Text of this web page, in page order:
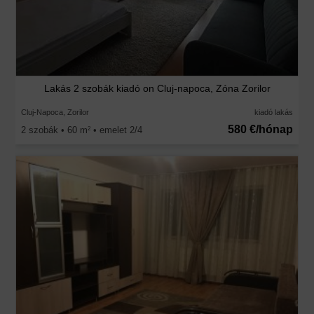
Lakás 2 szobák kiadó on Cluj-napoca, Zóna Zorilor
Cluj-Napoca, Zorilor kiadó lakás
2 szobák • 60 m2 • emelet 2/4 580 €/hónap